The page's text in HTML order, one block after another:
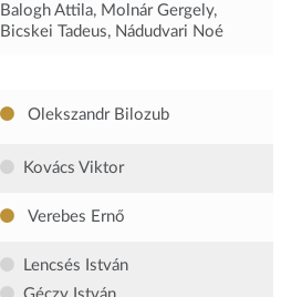
Balogh Attila, Molnár Gergely,
Bicskei Tadeus, Nádudvari Noé
Olekszandr Bilozub
Kovács Viktor
Verebes Ernő
Lencsés István